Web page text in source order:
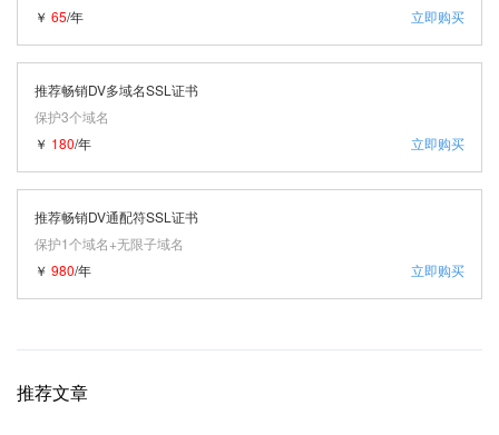
立即购买
￥ 65/年
推荐畅销DV多域名SSL证书
保护3个域名
立即购买
￥ 180/年
推荐畅销DV通配符SSL证书
保护1个域名+无限子域名
立即购买
￥ 980/年
推荐文章